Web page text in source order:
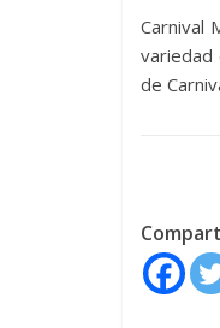
Carnival
variedad
de